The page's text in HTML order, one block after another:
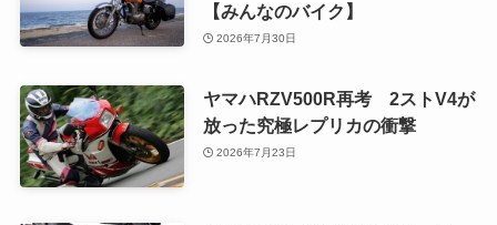
【みんなのバイク】
2026年7月30日
ヤマハRZV500R再考 2ストV4が
放った究極レプリカの衝撃
2026年7月23日